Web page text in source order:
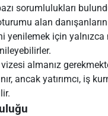
sorumlulukları
alan
yenilemek için
almanız
ancak yatırımcı, iş